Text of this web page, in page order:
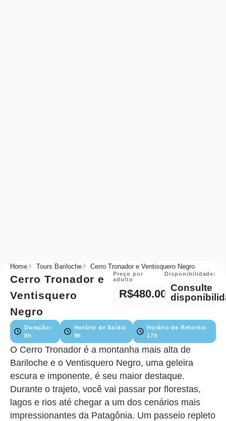
Home Tours Bariloche Cerro Tronador e Ventisquero Negro
Cerro Tronador e
Ventisquero
Negro
Preço por
adulto
R$480.00
Disponibilidade:
Consulte
Duração:
8h
Horário de Saída:
9h
Horário de Retorno:
17h
O Cerro Tronador é a montanha mais alta de
Bariloche e o Ventisquero Negro, uma geleira
escura e imponente, é seu maior destaque.
Durante o trajeto, você vai passar por florestas,
lagos e rios até chegar a um dos cenários mais
impressionantes da Patagônia. Um passeio repleto